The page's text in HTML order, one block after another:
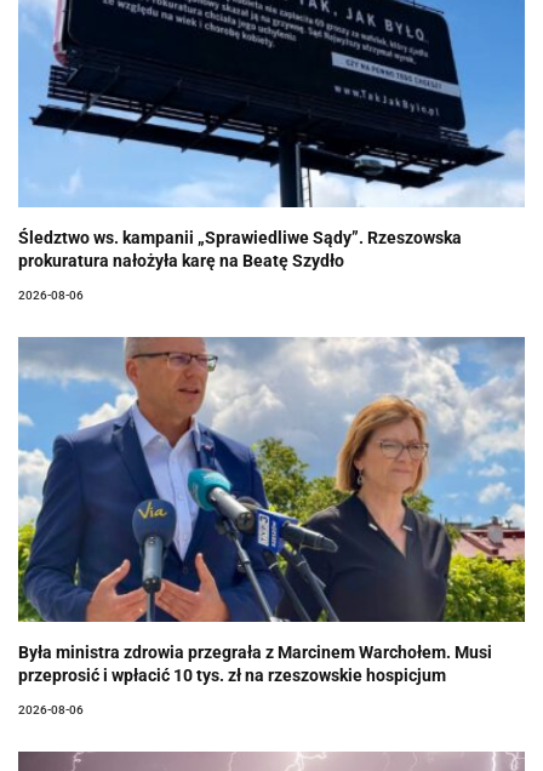
Śledztwo ws. kampanii „Sprawiedliwe Sądy”. Rzeszowska
prokuratura nałożyła karę na Beatę Szydło
2026-08-06
Była ministra zdrowia przegrała z Marcinem Warchołem. Musi
przeprosić i wpłacić 10 tys. zł na rzeszowskie hospicjum
2026-08-06